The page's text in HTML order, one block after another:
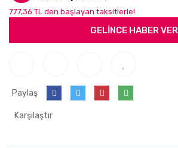
777,36 TL den başlayan taksitlerle!
GELİNCE HABER VER
Paylaş
Karşılaştır